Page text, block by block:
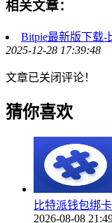
相关文章：
Bitpie最新版下载-
2025-12-28 17:39:48
文章已关闭评论！
猜你喜欢
比特派钱包绑
2026-08-08